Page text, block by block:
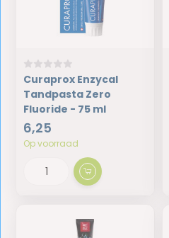
Curaprox Enzycal
Tandpasta Zero
Fluoride - 75 ml
6,25
Op voorraad